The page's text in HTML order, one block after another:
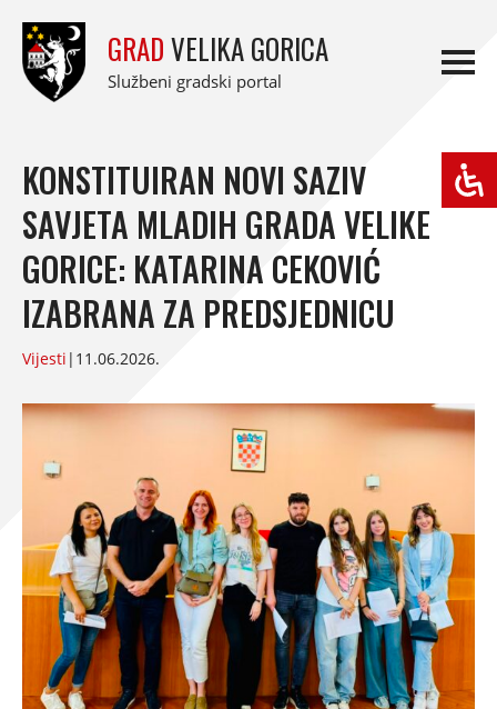
GRADVELIKA GORICA
Službeni gradski portal
KONSTITUIRAN NOVI SAZIV
SAVJETA MLADIH GRADA VELIKE
GORICE: KATARINA CEKOVIĆ
IZABRANA ZA PREDSJEDNICU
Vijesti | 11.06.2026.